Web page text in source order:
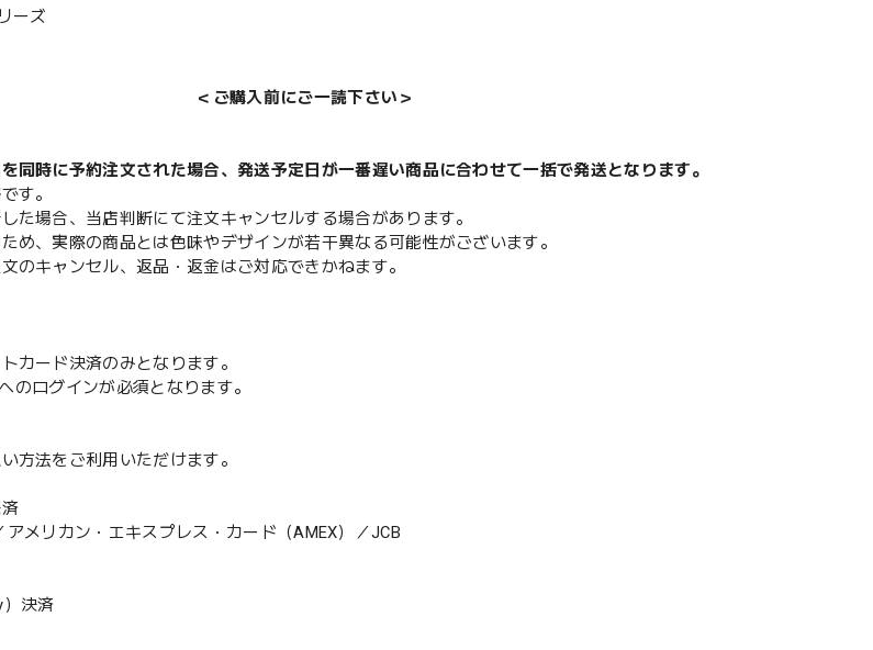
ーズ
＜ご購入前にご一読下さい＞
同時に予約注文された場合、発送予定日が一番遅い商品に合わせて一括で発送となります。
す。
た場合、当店判断にて注文キャンセルする場合があります。
め、実際の商品とは色味やデザインが若干異なる可能性がございます。
のキャンセル、返品・返金はご対応できかねます。
カード決済のみとなります。
のログインが必須となります。
方法をご利用いただけます。
メリカン・エキスプレス・カード（AMEX）／JCB
決済